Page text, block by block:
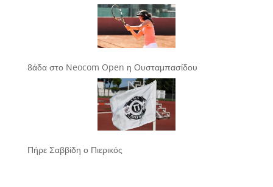
8άδα στο Neocom Open η Ουσταμπασίδου
Πήρε Σαββίδη ο Πιερικός